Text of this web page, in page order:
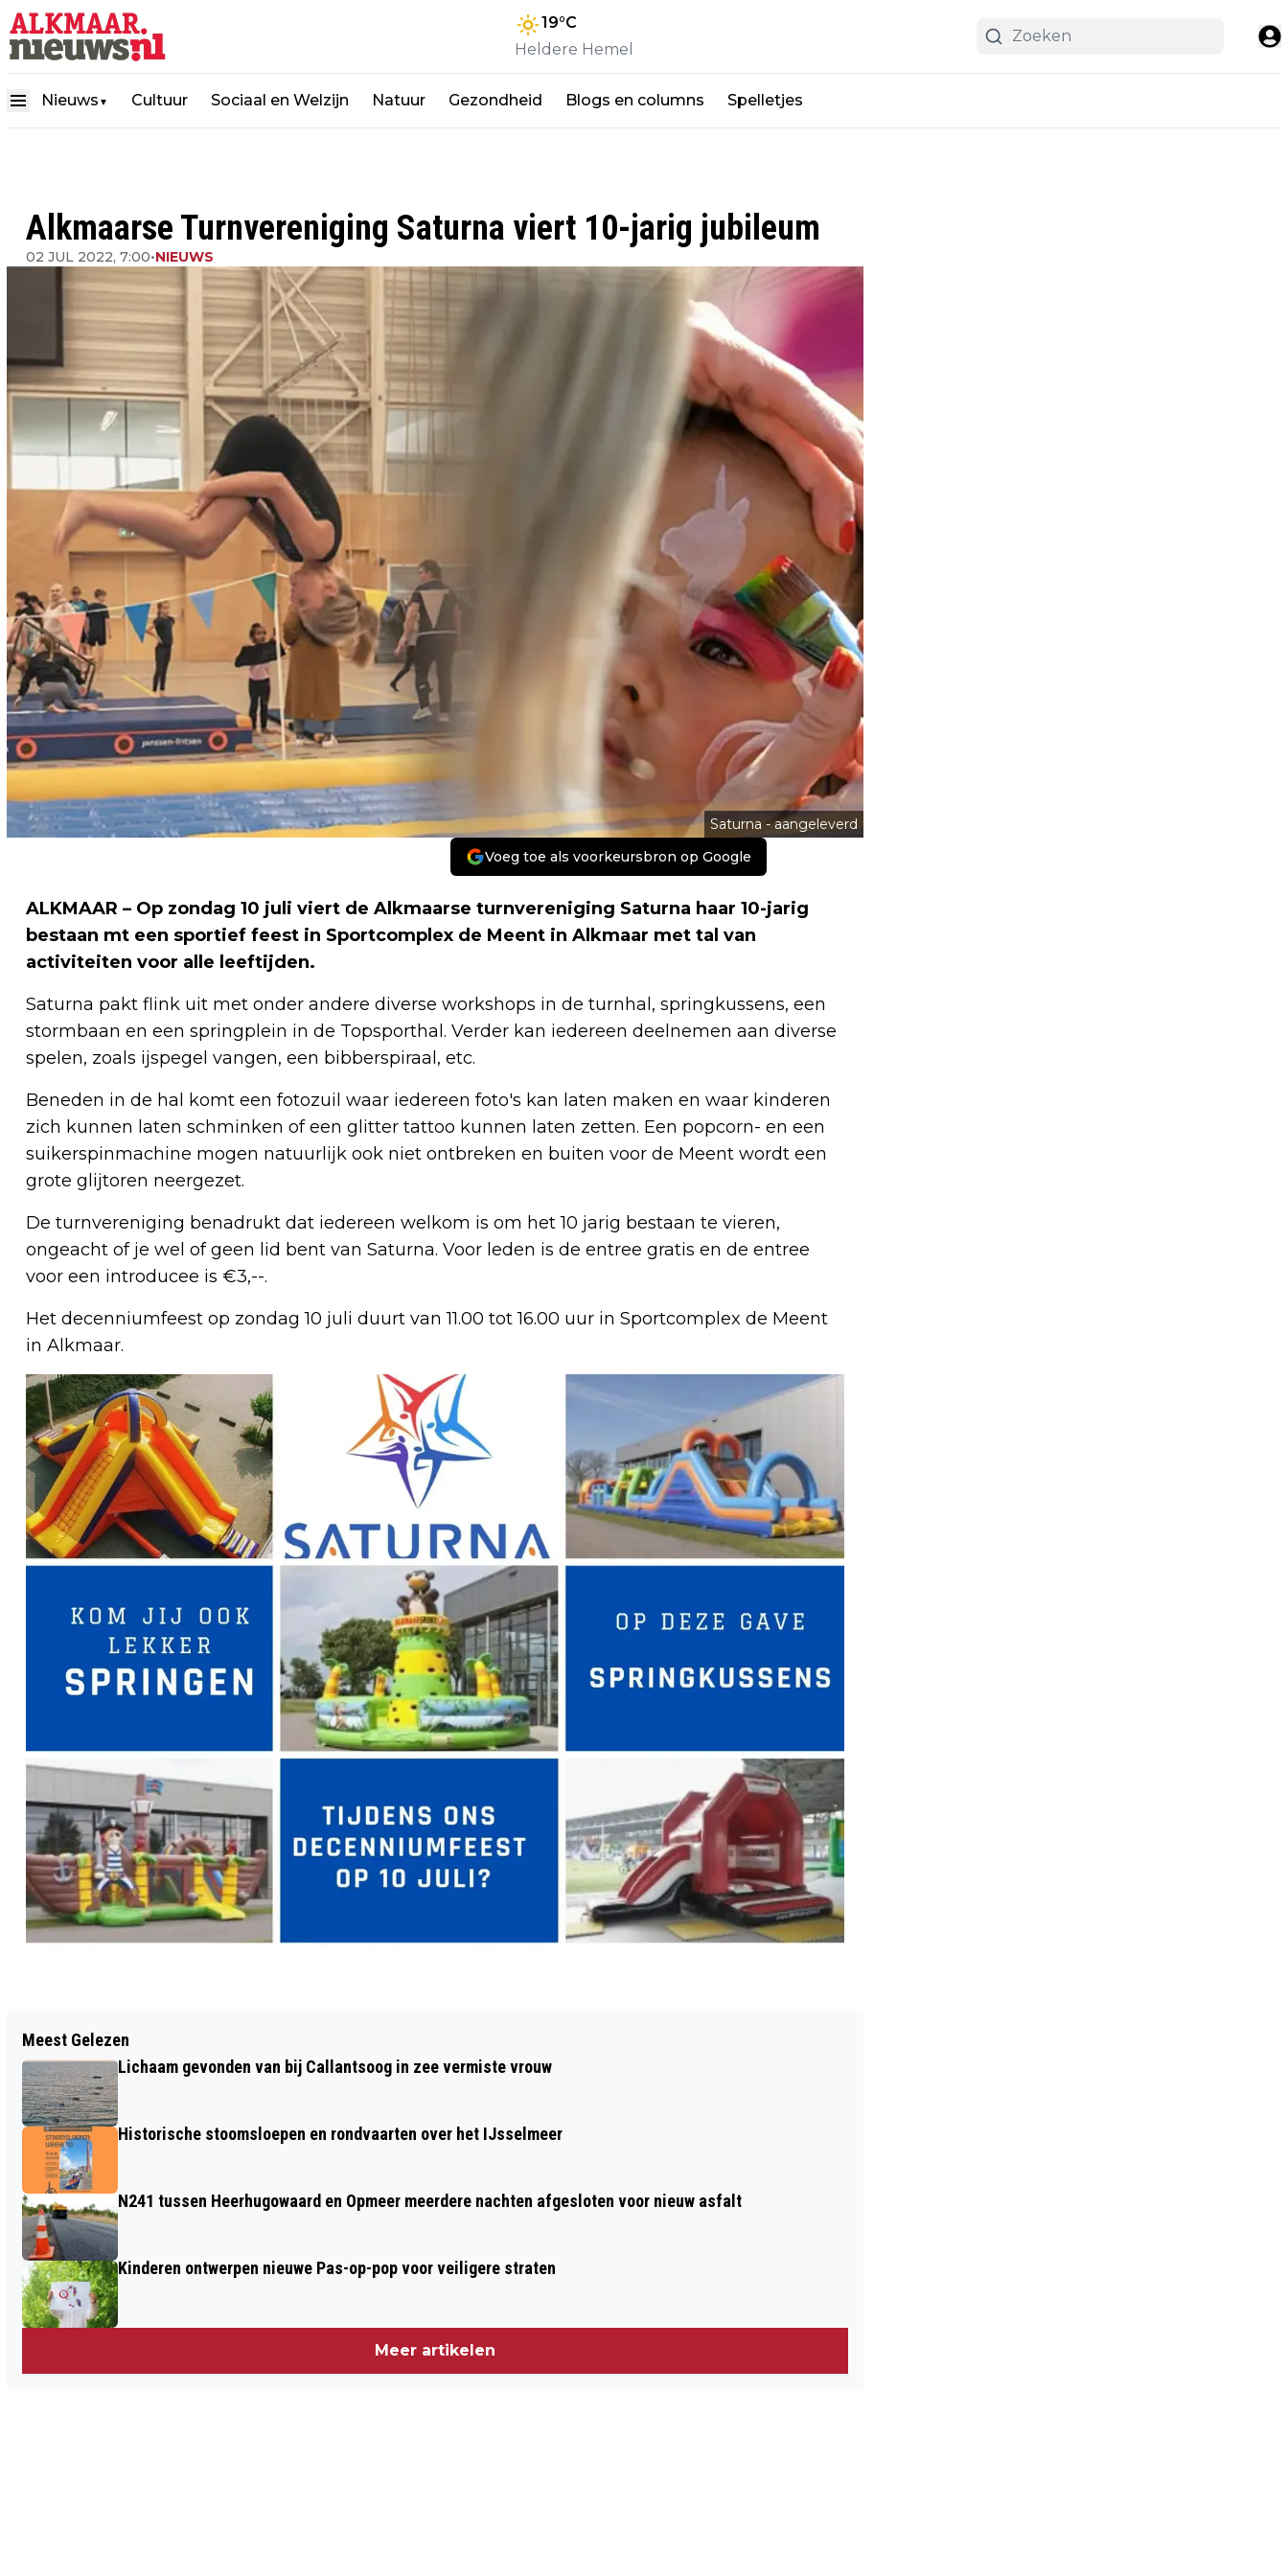
19°C
Heldere Hemel
Nieuws ▼ Cultuur Sociaal en Welzijn Natuur Gezondheid Blogs en columns Spelletjes
Alkmaarse Turnvereniging Saturna viert 10-jarig jubileum
02 JUL 2022, 7:00•NIEUWS
Saturna - aangeleverd
Voeg toe als voorkeursbron op Google
ALKMAAR – Op zondag 10 juli viert de Alkmaarse turnvereniging Saturna haar 10-jarig
bestaan mt een sportief feest in Sportcomplex de Meent in Alkmaar met tal van
activiteiten voor alle leeftijden.
Saturna pakt flink uit met onder andere diverse workshops in de turnhal, springkussens, een
stormbaan en een springplein in de Topsporthal. Verder kan iedereen deelnemen aan diverse
spelen, zoals ijspegel vangen, een bibberspiraal, etc.
Beneden in de hal komt een fotozuil waar iedereen foto's kan laten maken en waar kinderen
zich kunnen laten schminken of een glitter tattoo kunnen laten zetten. Een popcorn- en een
suikerspinmachine mogen natuurlijk ook niet ontbreken en buiten voor de Meent wordt een
grote glijtoren neergezet.
De turnvereniging benadrukt dat iedereen welkom is om het 10 jarig bestaan te vieren,
ongeacht of je wel of geen lid bent van Saturna. Voor leden is de entree gratis en de entree
voor een introducee is €3,--.
Het decenniumfeest op zondag 10 juli duurt van 11.00 tot 16.00 uur in Sportcomplex de Meent
in Alkmaar.
TOUR DE FRANCE VAN START, EN DUS
HOREN WE IEDERE DAG WEER TRUMPET
CROSS
OPVARENDEN LANGS WESTDIJK
Meest Gelezen
Lichaam gevonden van bij Callantsoog in zee vermiste vrouw
Historische stoomsloepen en rondvaarten over het IJsselmeer
N241 tussen Heerhugowaard en Opmeer meerdere nachten afgesloten voor nieuw asfalt
Kinderen ontwerpen nieuwe Pas-op-pop voor veiligere straten
Meer artikelen